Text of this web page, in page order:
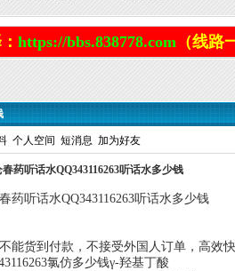
https://bbs.838778.com（线路
个人空间 短消息 加为好友
药听话水QQ343116263听话水多少钱
药听话水QQ343116263听话水多少钱
能货到付款，不接受外国人订单，高效
氯仿多少钱γ-羟基丁酸